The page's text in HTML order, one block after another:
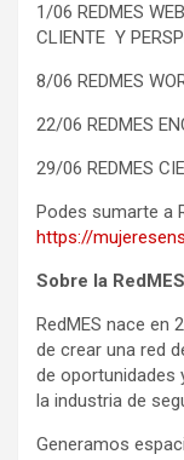
1/06 REDMES
CLIENTE Y
8/06 REDMES
22/06 REDMES
29/06 REDMES
Podes sumarte a
https://
Sobre la
RedMES nace en
de crear una red
de oportunidades
la industria de
Generamos